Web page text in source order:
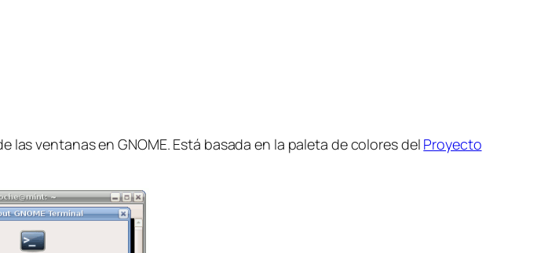
ventanas en GNOME. Está basada en la paleta de colores del Proyecto